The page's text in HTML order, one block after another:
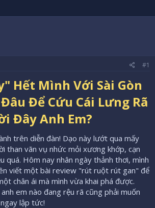
#1
Hết Mình Với Sài Gòn
Để Cứu Cái Lưng Rã
Đây Anh Em?
trên diễn đàn! Dạo này lướt qua mấy
than vãn vụ nhức mỏi xương khớp, cạn
quá. Hôm nay nhân ngày thảnh thơi, mình
viết một bài review "rút ruột rút gan" để
chân ái mà mình vừa khai phá được.
em nào đang rệu rã cũng phải muốn
lập tức!